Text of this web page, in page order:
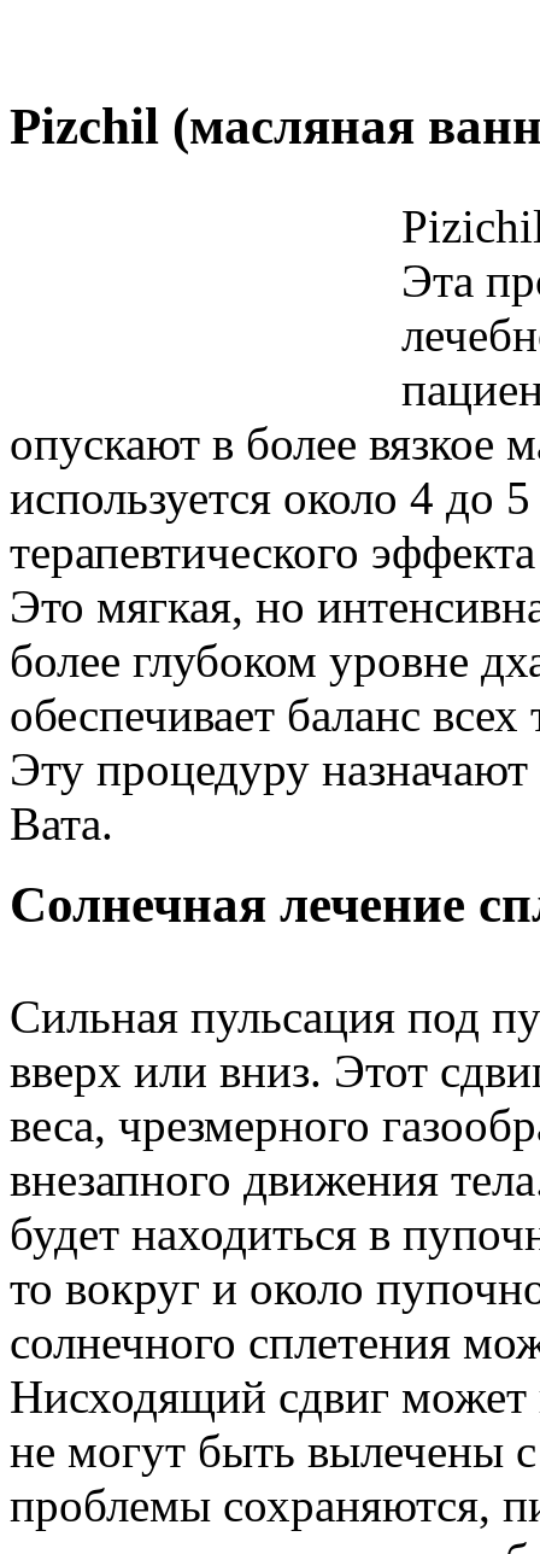
Pizchil (масляная
Эта
опускают в более вязкое
используется около 4 до
терапевтического
Это мягкая, но
более глубоком уровне
обеспечивает баланс
Эту процедуру
Вата.
Солнечная лечение
Сильная пульсация под
вверх или вниз. Этот
веса, чрезмерного
внезапного движения
будет находиться в
то вокруг и около
солнечного сплетения
Нисходящий сдвиг
не могут быть вылечены
проблемы сохраняются,